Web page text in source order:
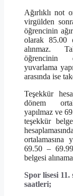
Ağırlıklı not
virgülden
öğrencinin
olarak 85.00
alınmaz.
öğrencinin
yuvarlama
arasında ise
Teşekkür
dönem
yapılmaz ve
teşekkür
ortalamasına
69.50 –
belgesi
Spor lisesi 11.
saatleri;